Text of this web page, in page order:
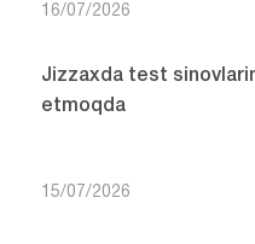
16/07/2026
Jizzaxda test
etmoqda
15/07/2026